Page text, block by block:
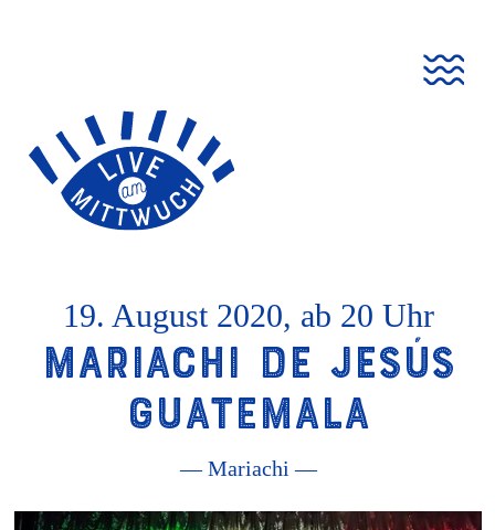
19. August 2020, ab 20 Uhr
Mariachi de Jesús
Guatemala
— Mariachi —